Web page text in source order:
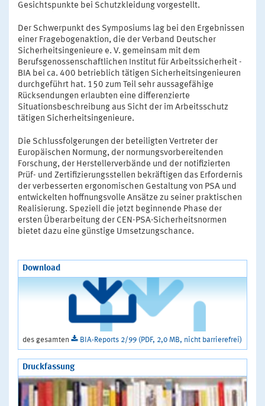
Gesichtspunkte bei Schutzkleidung vorgestellt.
Der Schwerpunkt des Symposiums lag bei den Ergebnissen
einer Fragebogenaktion, die der Verband Deutscher
Sicherheitsingenieure e. V. gemeinsam mit dem
Berufsgenossenschaftlichen Institut für Arbeitssicherheit -
BIA bei ca. 400 betrieblich tätigen Sicherheitsingenieuren
durchgeführt hat. 150 zum Teil sehr aussagefähige
Rücksendungen erlaubten eine differenzierte
Situationsbeschreibung aus Sicht der im Arbeitsschutz
tätigen Sicherheitsingenieure.
Die Schlussfolgerungen der beteiligten Vertreter der
Europäischen Normung, der normungsvorbereitenden
Forschung, der Herstellerverbände und der notifizierten
Prüf- und Zertifizierungsstellen bekräftigen das Erfordernis
der verbesserten ergonomischen Gestaltung von PSA und
entwickelten hoffnungsvolle Ansätze zu seiner praktischen
Realisierung. Speziell die jetzt beginnende Phase der
ersten Überarbeitung der CEN-PSA-Sicherheitsnormen
bietet dazu eine günstige Umsetzungschance.
Download
des gesamten BIA-Reports 2/99 (PDF, 2,0 MB, nicht barrierefrei)
Druckfassung